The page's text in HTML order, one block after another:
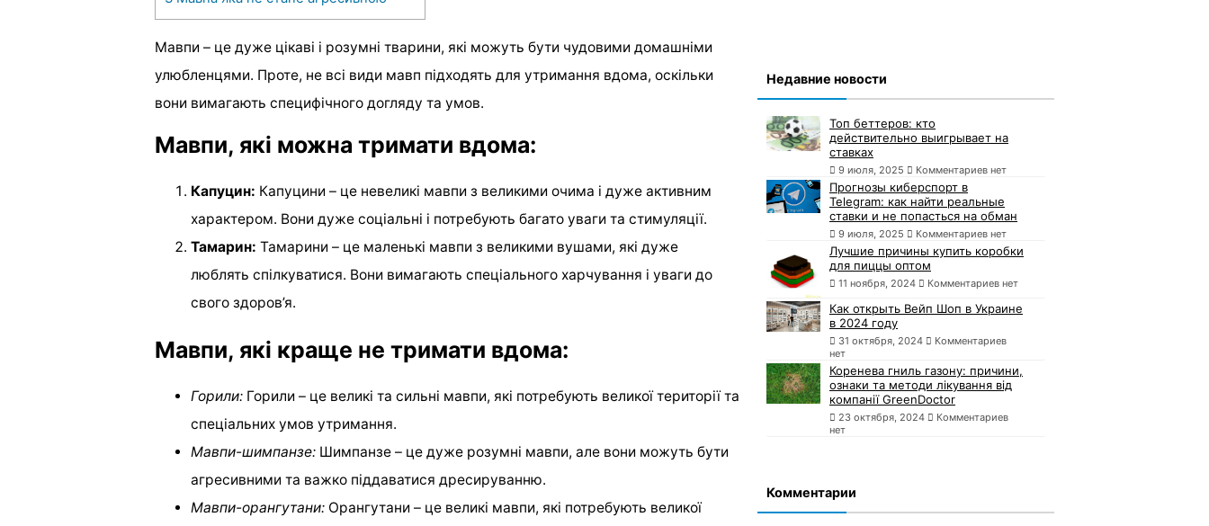
Мавпи – це дуже цікаві і розумні тварини, які можуть бути чудовими домашніми
улюбленцями. Проте, не всі види мавп підходять для утримання вдома, оскільки
вони вимагають специфічного догляду та умов.
Мавпи, які можна тримати вдома:
Капуцин: Капуцини – це невеликі мавпи з великими очима і дуже активним
характером. Вони дуже соціальні і потребують багато уваги та стимуляції.
Тамарин: Тамарини – це маленькі мавпи з великими вушами, які дуже
люблять спілкуватися. Вони вимагають спеціального харчування і уваги до
свого здоров’я.
Мавпи, які краще не тримати вдома:
Горили: Горили – це великі та сильні мавпи, які потребують великої території та
спеціальних умов утримання.
Мавпи-шимпанзе: Шимпанзе – це дуже розумні мавпи, але вони можуть бути
агресивними та важко піддаватися дресируванню.
Мавпи-орангутани: Орангутани – це великі мавпи, які потребують великої
Недавние новости
Топ беттеров: кто
действительно выигрывает на
ставках
9 июля, 2025 Комментариев нет
Прогнозы киберспорт в
Telegram: как найти реальные
ставки и не попасться на обман
9 июля, 2025 Комментариев нет
Лучшие причины купить коробки
для пиццы оптом
11 ноября, 2024 Комментариев нет
Как открыть Вейп Шоп в Украине
в 2024 году
31 октября, 2024
Комментариев
нет
Коренева гниль газону: причини,
ознаки та методи лікування від
компанії GreenDoctor
23 октября, 2024
Комментариев
нет
Комментарии